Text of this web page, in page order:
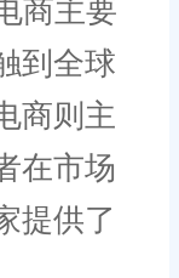
商主要
到全球
商则主
在市场
提供了